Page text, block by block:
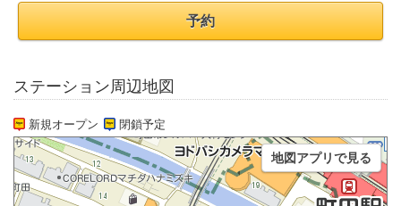
予約
ステーション周辺地図
新規オープン 閉鎖予定
地図アプリで見る